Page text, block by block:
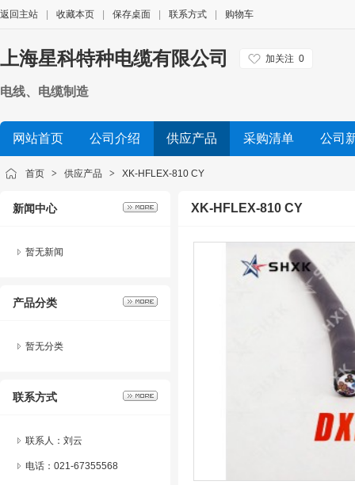
返回主站 收藏本页 保存桌面 联系方式 购物车
上海星科特种电缆有限公司 加关注 0
电线、电缆制造
网站首页 公司介绍 供应产品 采购清单 公司
首页 > 供应产品 > XK-HFLEX-810 CY
新闻中心
暂无新闻
产品分类
暂无分类
联系方式
联系人：刘云
电话：021-67355568
XK-HFLEX-810 CY